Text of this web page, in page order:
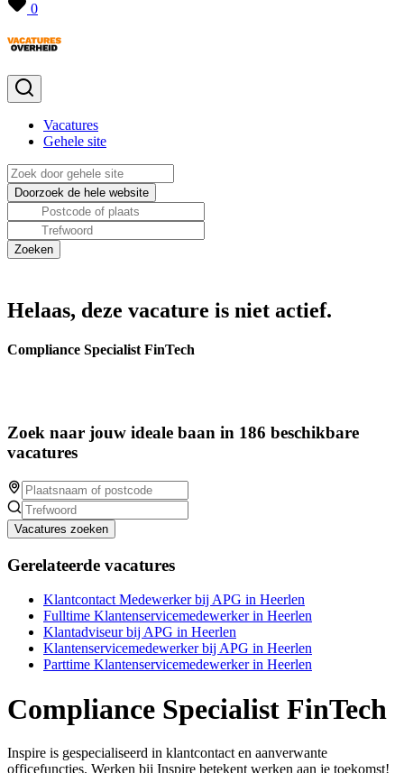
0
Vacatures
Gehele site
Helaas, deze vacature is niet actief.
Compliance Specialist FinTech
Zoek naar jouw ideale baan in 186 beschikbare
vacatures
Vacatures zoeken
Gerelateerde vacatures
Klantcontact Medewerker bij APG in Heerlen
Fulltime Klantenservicemedewerker in Heerlen
Klantadviseur bij APG in Heerlen
Klantenservicemedewerker bij APG in Heerlen
Parttime Klantenservicemedewerker in Heerlen
Compliance Specialist FinTech
Inspire is gespecialiseerd in klantcontact en aanverwante
officefuncties. Werken bij Inspire betekent werken aan je toekomst!